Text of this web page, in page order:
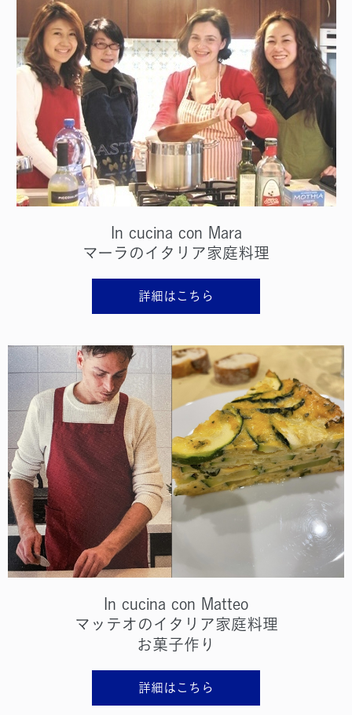
In cucina con Mara
マーラのイタリア家庭料理
詳細はこちら
In cucina con Matteo
マッテオのイタリア家庭料理
お菓子作り
詳細はこちら